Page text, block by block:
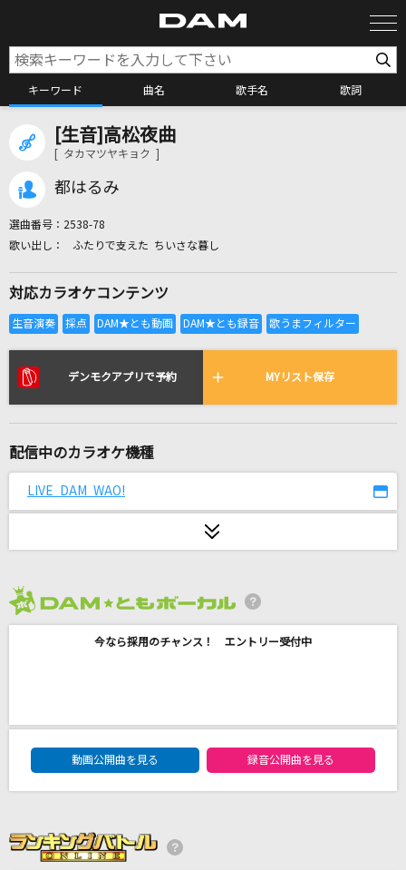
キーワード 曲名 歌手名 歌詞
カラオケ検索
全国りれき
リアルタイムで歌われている曲の一覧
BONBON GiRL
怪獣
Mrs. GREEN APPLE
[生音]高松夜曲
[ タカマツヤキョク ]
都はるみ
選曲番号： 2538-78
ふたりで支えた ちいさな暮し
対応カラオケコンテンツ
デンモクアプリで予約 MYリスト保存
配信中のカラオケ機種
LIVE DAM WAO!
今なら採用のチャンス！ エントリー受付中
DAM★ともボーカルエントリーランキング
動画公開曲を見る
録音公開曲を見る